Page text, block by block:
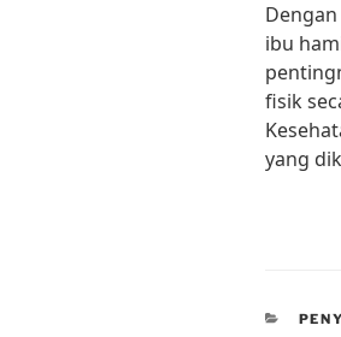
ibu
fisik
yang